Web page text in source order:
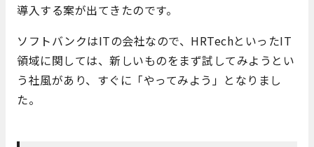
導入する案が出てきたのです。
ソフトバンクはITの会社なので、HRTechといったIT
領域に関しては、新しいものをまず試してみようとい
う社風があり、すぐに「やってみよう」となりまし
た。